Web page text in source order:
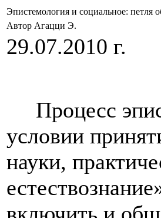
Эпистемология и социальное: петля
Автор Агацци Э.
29.07.2010 г.
Процесс
условии
науки,